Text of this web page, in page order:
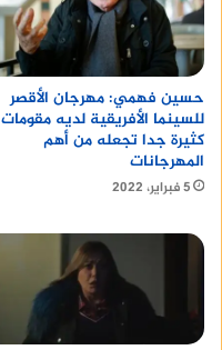
حسين فهمي: مهرجان الأقصر
للسينما الأفريقية لديه مقومات
كثيرة جدا تجعله من أهم
المهرجانات
5 فبراير، 2022